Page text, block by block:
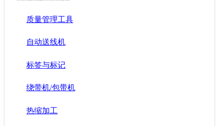
质量管理工具
自动送线机
标签与标记
绕带机/包带机
热缩加工